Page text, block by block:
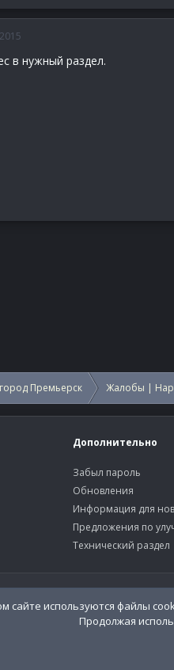
в нужный раздел.
Премьерск Жалобы |
Дополнительно
Забыл пароль
Обновления
Информация для
Предложения по
Технический раздел